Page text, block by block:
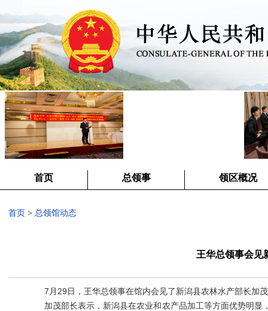
首页 总领事 领区概况
首页 > 总领馆动态
王华总领事会见
7月29日，王华总领事在馆内会见了新潟县农林水产部长加茂
加茂部长表示，新潟县在农业和农产品加工等方面优势明显